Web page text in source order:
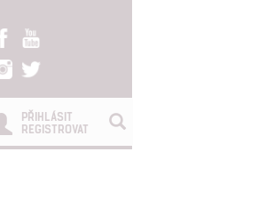
PŘIHLÁSIT
REGISTROVAT